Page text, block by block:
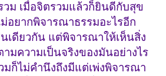
วม เมื่อจิตรวมแล้วก็ยินดีกับสุข
อยากพิจารณาธรรมอะไรอีก
เดียวกัน แต่พิจารณาให้เห็นสิ่ง
มความเป็นจริงของมันอย่างไร
มก็ไม่คำนึงถึงมีแต่เพ่งพิจารณา